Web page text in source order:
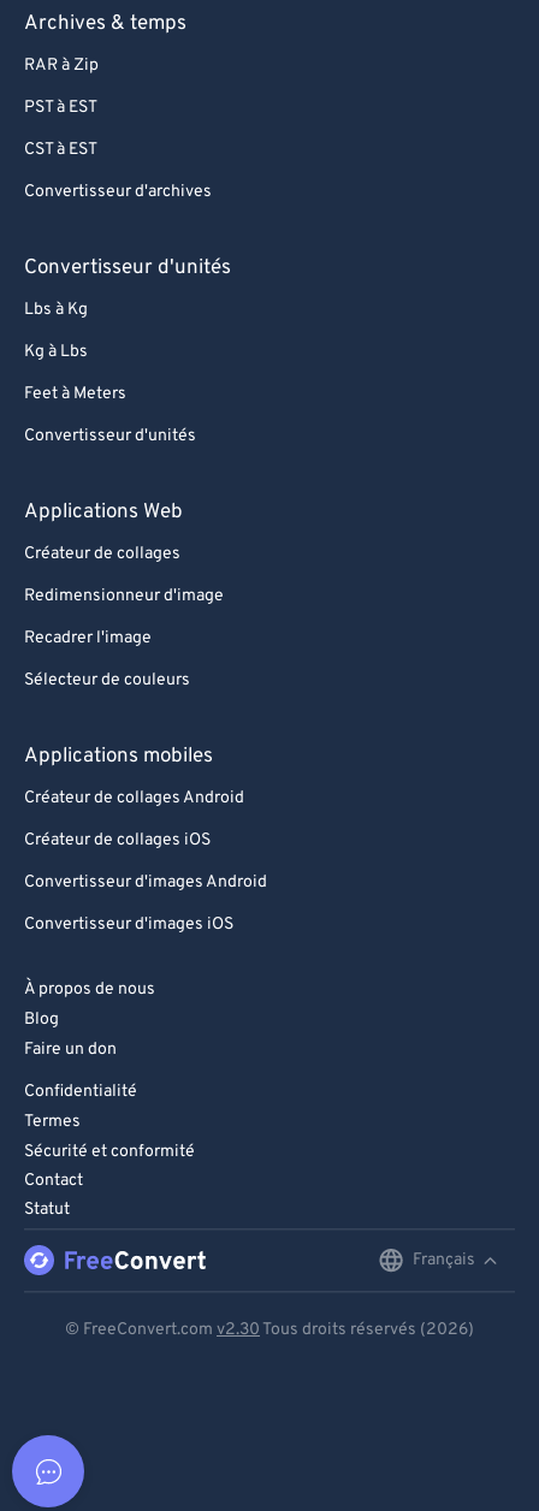
Archives & temps
RAR à Zip
PST à EST
CST à EST
Convertisseur d'archives
Convertisseur d'unités
Lbs à Kg
Kg à Lbs
Feet à Meters
Convertisseur d'unités
Applications Web
Créateur de collages
Redimensionneur d'image
Recadrer l'image
Sélecteur de couleurs
Applications mobiles
Créateur de collages Android
Créateur de collages iOS
Convertisseur d'images Android
Convertisseur d'images iOS
À propos de nous
Blog
Faire un don
Confidentialité
Termes
Sécurité et conformité
Contact
Statut
Français
© FreeConvert.com v2.30 Tous droits réservés (2026)